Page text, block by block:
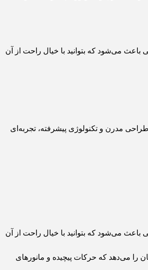
باعث می‌شود که بتوانید با خیال راحت از آن
طراحی مدرن و تکنولوژی پیشرفته، تجربه‌ای
باعث می‌شود که بتوانید با خیال راحت از آن
را می‌دهد که حرکات پیچیده و مانورهای